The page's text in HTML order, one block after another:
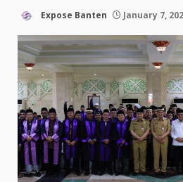
Expose Banten January 7,